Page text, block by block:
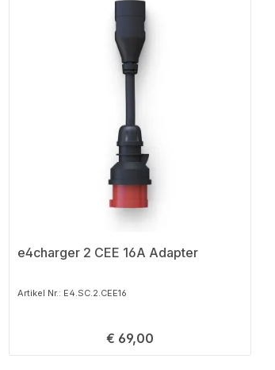
e4charger 2 CEE 16A Adapter
Artikel Nr.: E4.SC.2.CEE16
Regulärer Preis:
€ 69,00